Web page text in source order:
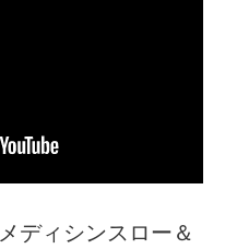
ディシンスロー＆